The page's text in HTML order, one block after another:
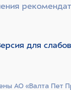
АО «Валта Пет
для